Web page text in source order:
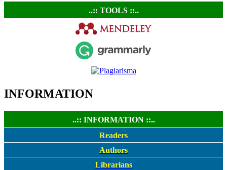
..:: TOOLS ::..
INFORMATION
..:: INFORMATION ::..
Readers
Authors
Librarians